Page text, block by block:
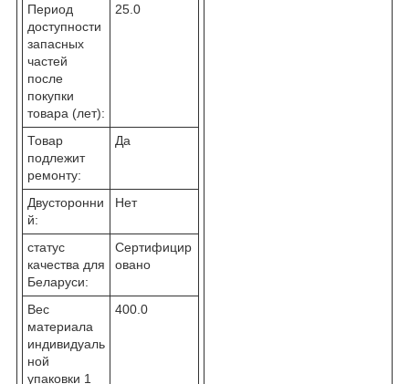
Период
доступности
запасных
частей
после
покупки
товара (лет):
25.0
Товар
подлежит
ремонту:
Да
Двусторонни
й:
Нет
статус
качества для
Беларуси:
Сертифицир
овано
Вес
материала
индивидуаль
ной
упаковки 1
400.0